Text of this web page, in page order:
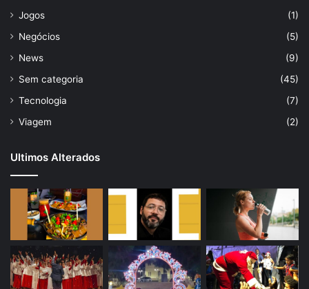
Jogos
(1)
Negócios
(5)
News
(9)
Sem categoria
(45)
Tecnologia
(7)
Viagem
(2)
Ultimos Alterados